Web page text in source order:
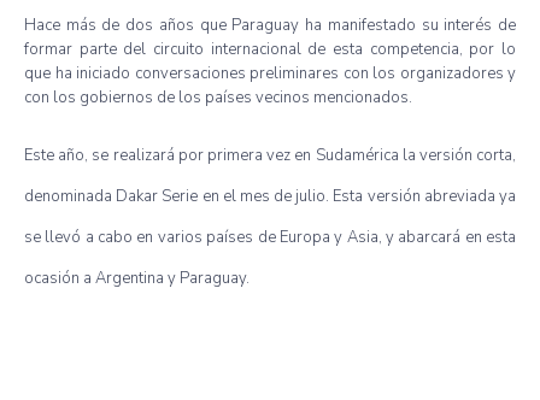
Hace más de dos años queParaguay ha manifestado su interés de
formar partedel circuito internacionalde esta competencia, por lo
que ha iniciado conversaciones preliminares con los organizadores y
con los gobiernos de los países vecinos mencionados.
Este año, se realizará por primera vez en Sudamérica la versión corta,
denominada Dakar Serie en el mes de julio. Esta versión abreviada ya
se llevó a cabo en varios países de Europa y Asia, y abarcará en esta
ocasión a Argentina y Paraguay.